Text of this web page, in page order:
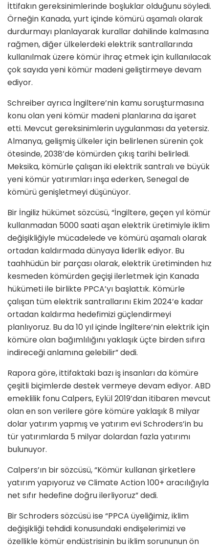
İttifakın gereksinimlerinde boşluklar olduğunu söyledi.
Örneğin Kanada, yurt içinde kömürü aşamalı olarak
durdurmayı planlayarak kurallar dahilinde kalmasına
rağmen, diğer ülkelerdeki elektrik santrallarında
kullanılmak üzere kömür ihraç etmek için kullanılacak
çok sayıda yeni kömür madeni geliştirmeye devam
ediyor.
Schreiber ayrıca İngiltere’nin kamu soruşturmasına
konu olan yeni kömür madeni planlarına da işaret
etti. Mevcut gereksinimlerin uygulanması da yetersiz.
Almanya, gelişmiş ülkeler için belirlenen sürenin çok
ötesinde, 2038’de kömürden çıkış tarihi belirledi.
Meksika, kömürle çalışan iki elektrik santralı ve büyük
yeni kömür yatırımları inşa ederken, Senegal de
kömürü genişletmeyi düşünüyor.
Bir İngiliz hükümet sözcüsü, “İngiltere, geçen yıl kömür
kullanmadan 5000 saati aşan elektrik üretimiyle iklim
değişikliğiyle mücadelede ve kömürü aşamalı olarak
ortadan kaldırmada dünyaya liderlik ediyor. Bu
taahhüdün bir parçası olarak, elektrik üretiminden hız
kesmeden kömürden geçişi ilerletmek için Kanada
hükümeti ile birlikte PPCA’yı başlattık. Kömürle
çalışan tüm elektrik santrallarını Ekim 2024’e kadar
ortadan kaldırma hedefimizi güçlendirmeyi
planlıyoruz. Bu da 10 yıl içinde İngiltere’nin elektrik için
kömüre olan bağımlılığını yaklaşık üçte birden sıfıra
indireceği anlamına gelebilir” dedi.
Rapora göre, ittifaktaki bazı iş insanları da kömüre
çeşitli biçimlerde destek vermeye devam ediyor. ABD
emeklilik fonu Calpers, Eylül 2019’dan itibaren mevcut
olan en son verilere göre kömüre yaklaşık 8 milyar
dolar yatırım yapmış ve yatırım evi Schroders’in bu
tür yatırımlarda 5 milyar dolardan fazla yatırımı
bulunuyor.
Calpers’ın bir sözcüsü, “Kömür kullanan şirketlere
yatırım yapıyoruz ve Climate Action 100+ aracılığıyla
net sıfır hedefine doğru ilerliyoruz” dedi.
Bir Schroders sözcüsü ise “PPCA üyeliğimiz, iklim
değişikliği tehdidi konusundaki endişelerimizi ve
özellikle kömür endüstrisinin bu iklim sorununun ön